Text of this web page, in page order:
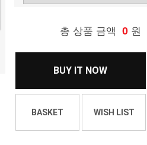
총 상품 금액 0 원
BUY IT NOW
BASKET WISH LIST